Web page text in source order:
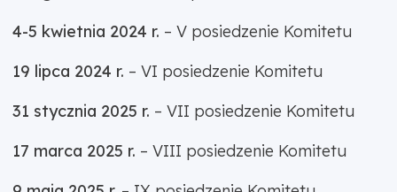
4-5 kwietnia 2024 r. – V posiedzenie Komitetu
19 lipca 2024 r. – VI posiedzenie Komitetu
31 stycznia 2025 r. – VII posiedzenie Komitetu
17 marca 2025 r. – VIII posiedzenie Komitetu